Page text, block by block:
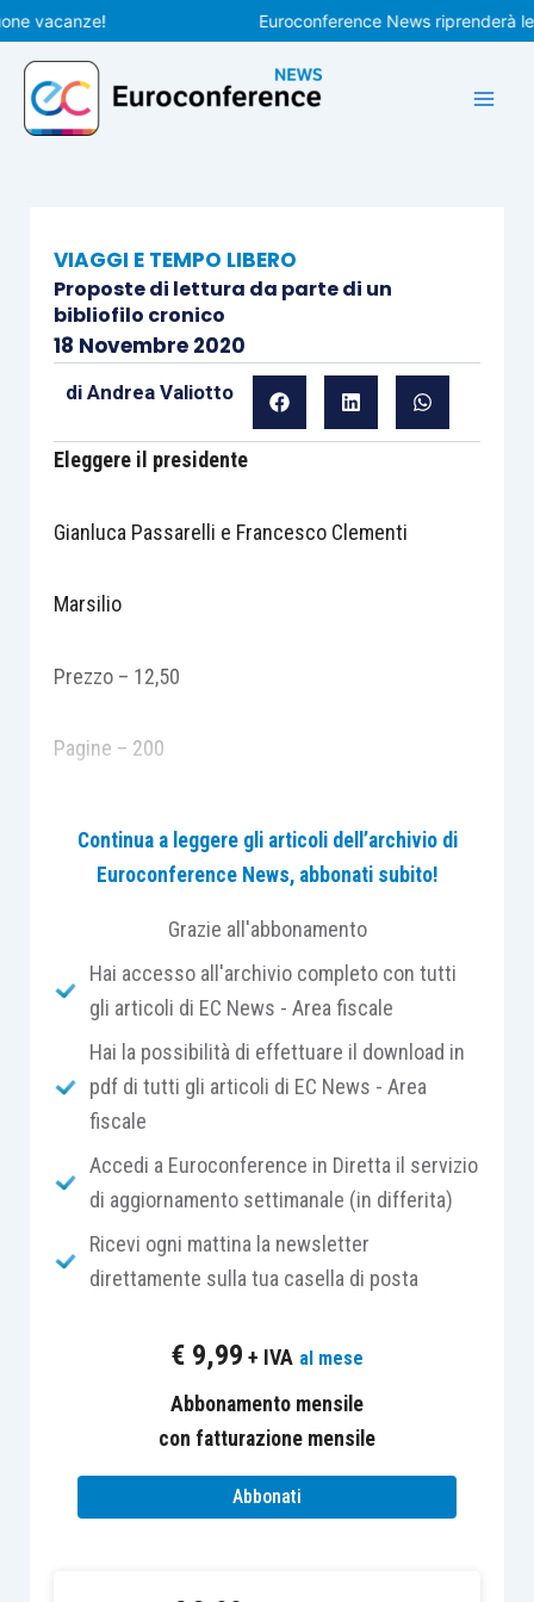
Vai
al
contenuto
Euroconference News riprenderà le
VIAGGI E TEMPO LIBERO
Proposte di lettura da parte di un
bibliofilo cronico
18 Novembre 2020
di Andrea Valiotto
Eleggere il presidente
Gianluca Passarelli e Francesco Clementi
Marsilio
Prezzo – 12,50
Pagine – 200
politico più potente al mondo. Questa erronea
interpretazione è smentita dall’analisi e dalla
conoscenza complessiva dell’articolato sistema
costituzionale, istituzionale e politico all’interno
del quale The President non è che uno dei vari
checks and balances. Il capo dello stato è
certamente importante, ha molti poteri, ma deve
confrontarsi con altre istituzioni, con il suo
partito e con la campagna elettorale permanente.
«In questo senso, eleggere il Presidente vuol dire
far venire alla luce la rete di istituzioni che, tra
testo e contesto, fanno del Presidente soltanto
uno dei nodi, seppure cruciale evidentemente,
La donna degli alberi
Continua a leggere gli articoli dell’archivio di
Euroconference News, abbonati subito!
Grazie all'abbonamento
Hai accesso all'archivio completo con tutti
gli articoli di EC News - Area fiscale
Hai la possibilità di effettuare il download in
pdf di tutti gli articoli di EC News - Area
fiscale
Accedi a Euroconference in Diretta il servizio
di aggiornamento settimanale (in differita)
Ricevi ogni mattina la newsletter
direttamente sulla tua casella di posta
€ 9,99 + IVA al mese
Abbonamento mensile
con fatturazione mensile
Abbonati